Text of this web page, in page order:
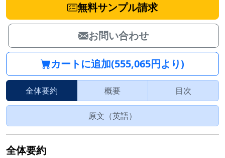
無料サンプル請求
お問い合わせ
カートに追加(555,065円より)
全体要約 概要 目次
原文（英語）
全体要約